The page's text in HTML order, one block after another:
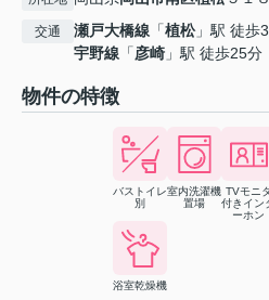
交通 瀬戸大橋線 「植松」駅 徒歩
宇野線 「彦崎 」駅 徒歩25分
物件の特徴
バストイレ
別
室内洗濯機
置場
TVモニ
付きイン
ーホン
浴室乾燥機